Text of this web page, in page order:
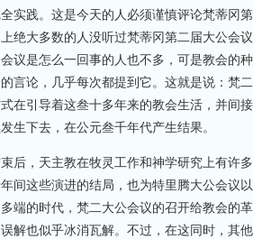
实践。这是今天的人必须谨慎评论梵蒂冈
绝大多数的人没听过梵蒂冈第二届大公会
议是怎么一回事的人也不多，可是教会的
言论，几乎每次都提到它。这就是说：梵
在引导着这叁十多年来的教会生活，并间
生下去，在公元叁千年代产生结果。
后，天主教在牧灵工作和神学研究上有许
间这些演进的结局，也为特里腾大公会议
端的时代，梵二大公会议的召开给教会的
解也似乎冰消瓦解。不过，在这同时，其